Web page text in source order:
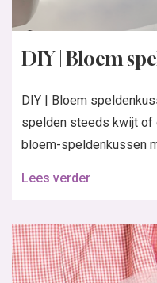
DIY | Bloem
DIY | Bloem
spelden steeds kwijt of
bloem-speldenkussen
Lees verder